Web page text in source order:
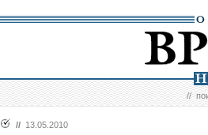
//
// 13.05.2010